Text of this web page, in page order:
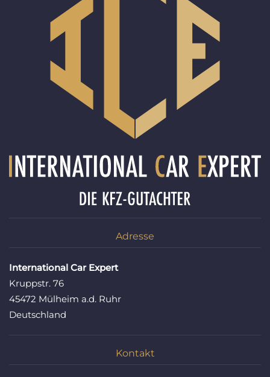
Adresse
International Car Expert
Kruppstr. 76
45472 Mülheim a.d. Ruhr
Deutschland
Kontakt